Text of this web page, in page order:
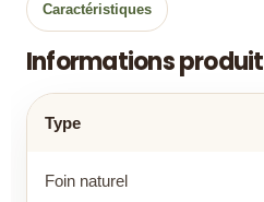
Caractéristiques
Informations produit
Type
Foin naturel